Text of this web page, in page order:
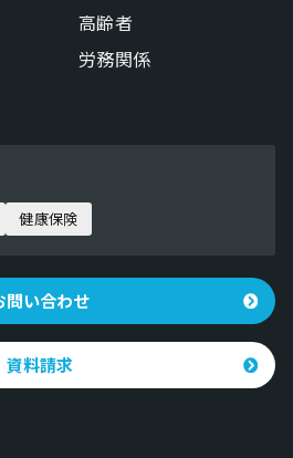
高齢者
労務関係
健康保険
問い合わせ
資料請求